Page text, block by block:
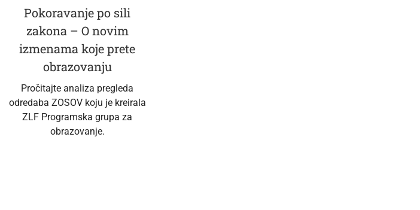
Pokoravanje po sili
zakona – O novim
izmenama koje prete
obrazovanju
Pročitajte analiza pregleda
odredaba ZOSOV koju je kreirala
ZLF Programska grupa za
obrazovanje.